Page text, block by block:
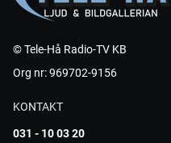
© Tele-Hå Radio-TV KB
Org nr: 969702-9156
KONTAKT
031 - 10 03 20